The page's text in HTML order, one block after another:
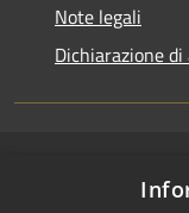
Note legali
Dichiarazione